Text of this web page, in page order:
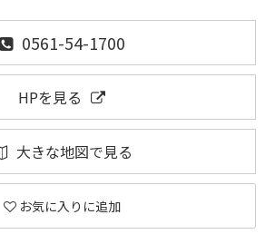
0561-54-1700
HPを見る
大きな地図で見る
お気に入りに追加